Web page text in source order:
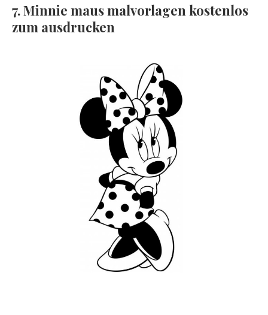
7. Minnie maus malvorlagen kostenlos
zum ausdrucken